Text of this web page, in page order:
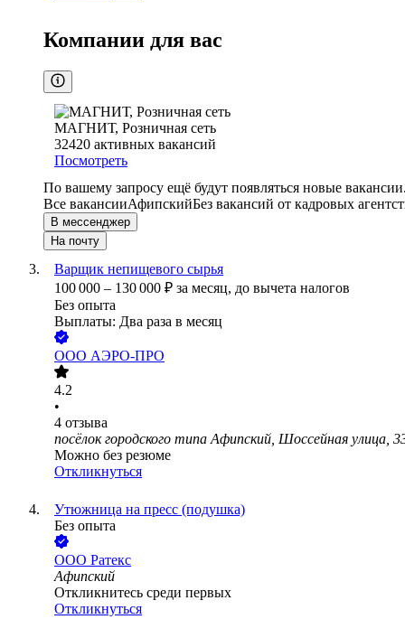
Компании для вас
МАГНИТ, Розничная сеть
32420 активных вакансий
Посмотреть
По вашему запросу ещё будут появляться новые
Все вакансииАфипскийБез вакансий от кадровых
В мессенджер
На почту
Варщик непищевого сырья
100 000 – 130 000 ₽ за месяц, до вычета налогов
Без опыта
Выплаты: Два раза в месяц
ООО АЭРО-ПРО
4.2
•
4 отзыва
посёлок городского типа Афипский, Шоссейная улица,
Можно без резюме
Откликнуться
Утюжница на пресс (подушка)
Без опыта
ООО Ратекс
Афипский
Откликнитесь среди первых
Откликнуться